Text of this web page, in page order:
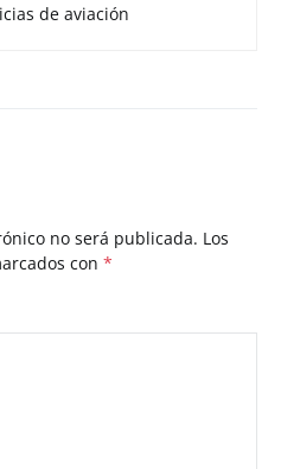
de aviación
no será publicada. Los
con *